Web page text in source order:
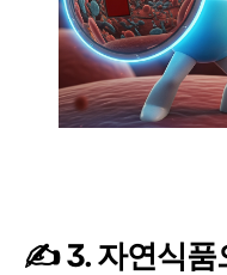
✍️ 3. 자연식품